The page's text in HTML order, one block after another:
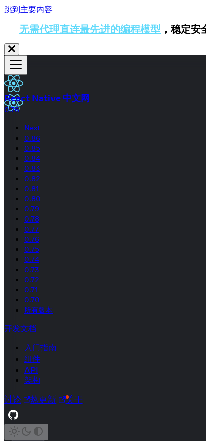
跳到主要内容
无需代理直连最先进的编程模型 ，稳定
React Native 中文网
0.76
Next
0.86
0.85
0.84
0.83
0.82
0.81
0.80
0.79
0.78
0.77
0.76
0.75
0.74
0.73
0.72
0.71
0.70
所有版本
开发文档
入门指南
组件
API
架构
讨论 热更新 关于